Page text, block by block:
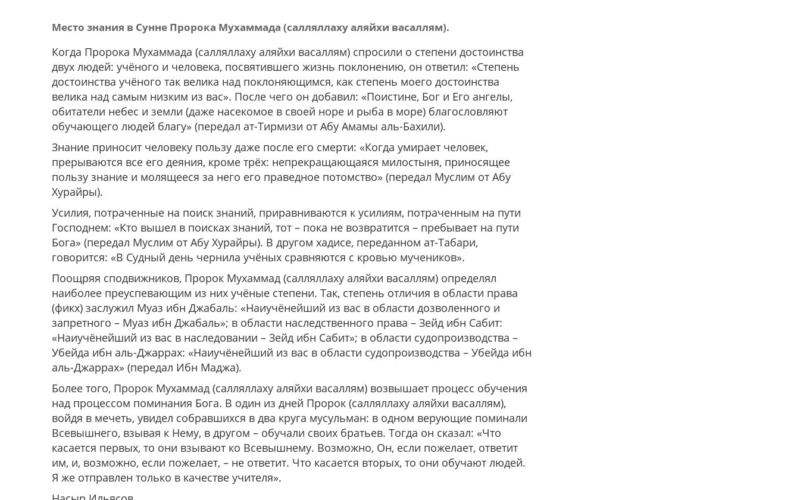
Место знания в Сунне Пророка Мухаммада (салляллаху аляйхи васаллям).
Когда Пророка Мухаммада (салляллаху аляйхи васаллям) спросили о степени достоинства
двух людей: учёного и человека, посвятившего жизнь поклонению, он ответил: «Степень
достоинства учёного так велика над поклоняющимся, как степень моего достоинства
велика над самым низким из вас». После чего он добавил: «Поистине, Бог и Его ангелы,
обитатели небес и земли (даже насекомое в своей норе и рыба в море) благословляют
обучающего людей благу» (передал ат-Тирмизи от Абу Амамы аль-Бахили).
Знание приносит человеку пользу даже после его смерти: «Когда умирает человек,
прерываются все его деяния, кроме трёх: непрекращающаяся милостыня, приносящее
пользу знание и молящееся за него его праведное потомство» (передал Муслим от Абу
Хурайры).
Усилия, потраченные на поиск знаний, приравниваются к усилиям, потраченным на пути
Господнем: «Кто вышел в поисках знаний, тот – пока не возвратится – пребывает на пути
Бога» (передал Муслим от Абу Хурайры). В другом хадисе, переданном ат-Табари,
говорится: «В Судный день чернила учёных сравняются с кровью мучеников».
Поощряя сподвижников, Пророк Мухаммад (салляллаху аляйхи васаллям) определял
наиболее преуспевающим из них учёные степени. Так, степень отличия в области права
(фикх) заслужил Муаз ибн Джабаль: «Наиучёнейший из вас в области дозволенного и
запретного – Муаз ибн Джабаль»; в области наследственного права – Зейд ибн Сабит:
«Наиучёнейший из вас в наследовании – Зейд ибн Сабит»; в области судопроизводства –
Убейда ибн аль-Джаррах: «Наиучёнейший из вас в области судопроизводства – Убейда ибн
аль-Джаррах» (передал Ибн Маджа).
Более того, Пророк Мухаммад (салляллаху аляйхи васаллям) возвышает процесс обучения
над процессом поминания Бога. В один из дней Пророк (салляллаху аляйхи васаллям),
войдя в мечеть, увидел собравшихся в два круга мусульман: в одном верующие поминали
Всевышнего, взывая к Нему, в другом – обучали своих братьев. Тогда он сказал: «Что
касается первых, то они взывают ко Всевышнему. Возможно, Он, если пожелает, ответит
им, и, возможно, если пожелает, – не ответит. Что касается вторых, то они обучают людей.
Я же отправлен только в качестве учителя».